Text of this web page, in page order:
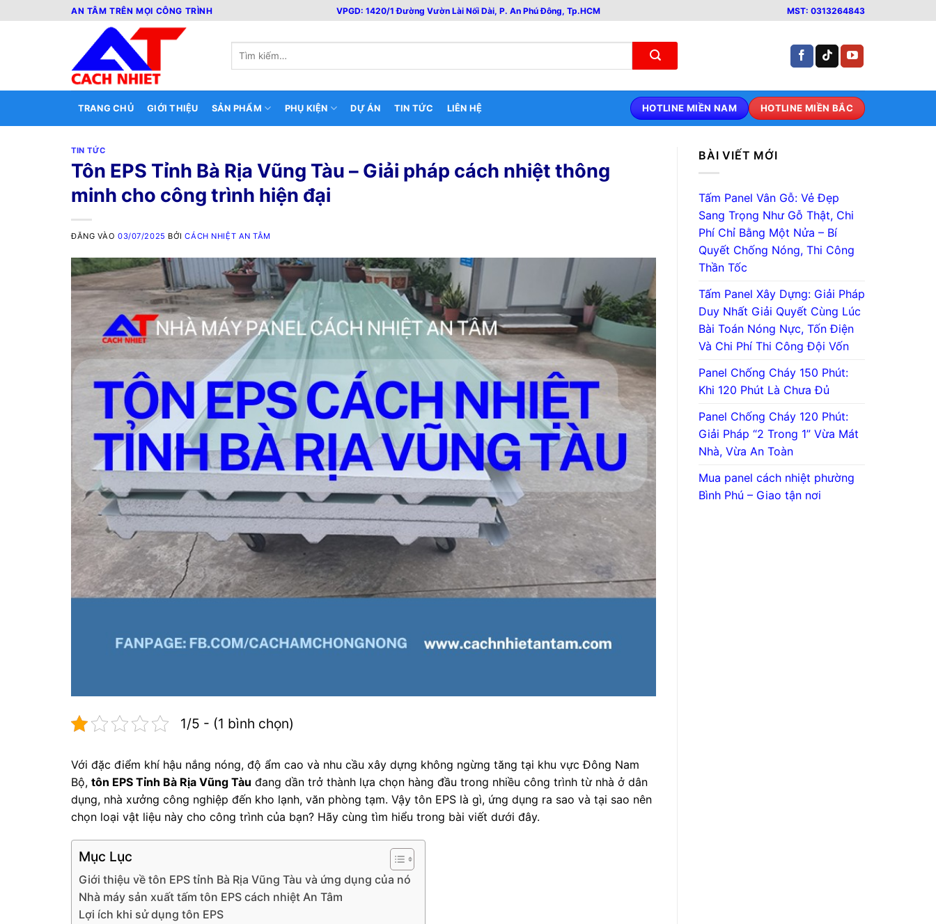
qua
AN TÂM TRÊN MỌI CÔNG TRÌNH VPGD: 1420/1 Đường Vườn Lài Nối Dài, P. An Phú Đông, Tp.HCM MST: 0313264843
kiếm:
TRANG CHỦ GIỚI THIỆU SẢN PHẨM PHỤ KIỆN DỰ ÁN TIN TỨC LIÊN HỆ HOTLINE MIỀN NAM HOTLINE MIỀN BẮC
TIN TỨC
Tôn EPS Tỉnh Bà Rịa Vũng Tàu – Giải pháp cách nhiệt thông
minh cho công trình hiện đại
ĐĂNG VÀO03/07/2025 BỞICÁCH NHIỆT AN TÂM
1/5 - (1 bình chọn)
Với đặc điểm khí hậu nắng nóng, độ ẩm cao và nhu cầu xây dựng không ngừng tăng tại khu vực Đông Nam
Bộ, tôn EPS Tỉnh Bà Rịa Vũng Tàu đang dần trở thành lựa chọn hàng đầu trong nhiều công trình từ nhà ở dân
dụng, nhà xưởng công nghiệp đến kho lạnh, văn phòng tạm. Vậy tôn EPS là gì, ứng dụng ra sao và tại sao nên
chọn loại vật liệu này cho công trình của bạn? Hãy cùng tìm hiểu trong bài viết dưới đây.
Mục Lục
Giới thiệu về tôn EPS tỉnh Bà Rịa Vũng Tàu và ứng dụng của nó
Nhà máy sản xuất tấm tôn EPS cách nhiệt An Tâm
Lợi ích khi sử dụng tôn EPS
BÀI VIẾT MỚI
Tấm Panel Vân Gỗ: Vẻ Đẹp
Sang Trọng Như Gỗ Thật, Chi
Phí Chỉ Bằng Một Nửa – Bí
Quyết Chống Nóng, Thi Công
Thần Tốc
Tấm Panel Xây Dựng: Giải Pháp
Duy Nhất Giải Quyết Cùng Lúc
Bài Toán Nóng Nực, Tốn Điện
Và Chi Phí Thi Công Đội Vốn
Panel Chống Cháy 150 Phút:
Khi 120 Phút Là Chưa Đủ
Panel Chống Cháy 120 Phút:
Giải Pháp “2 Trong 1” Vừa Mát
Nhà, Vừa An Toàn
Mua panel cách nhiệt phường
Bình Phú – Giao tận nơi